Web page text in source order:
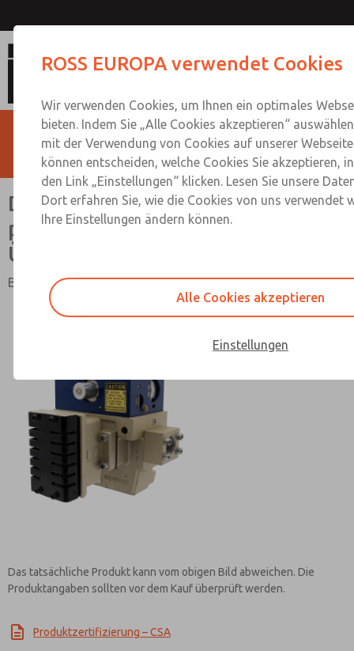
Doppelventile mit
pneumatischer L-G-
Überwachung, G3/8 bis G3/4
Baureihe SERPAR® 35
Das tatsächliche Produkt kann vom obigen Bild abweichen. Die
Produktangaben sollten vor dem Kauf überprüft werden.
Produktzertifizierung – CSA
Doppelventile mit pneumatischer L-
G3/8 bis G3/4
Kontaktieren Sie ROSS
Informationen
ROSS EUROPA verwendet Cookies
Wir verwenden Cookies, um Ihnen ein optimales
bieten. Indem Sie „Alle Cookies akzeptieren“
mit der Verwendung von Cookies auf unserer
können entscheiden, welche Cookies Sie akzeptieren,
den Link „Einstellungen“ klicken. Lesen Sie unsere
Dort erfahren Sie, wie die Cookies von uns verwendet
Ihre Einstellungen ändern können.
Alle Cookies akzeptieren
Einstellungen